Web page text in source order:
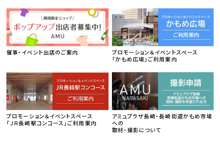
催事・イベント出店のご案内
プロモーション＆イベントスペース
「かもめ広場」ご利用案内
プロモーション＆イベントスペース
「ＪＲ長崎駅コンコース」ご利用案内
アミュプラザ長崎・長崎街道かもめ市場
への
取材・撮影について